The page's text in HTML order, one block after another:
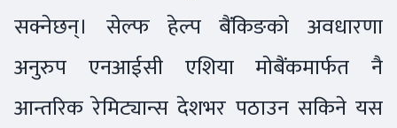
सक्नेछन्। सेल्फ हेल्प बैंकिङको अवधारणा
अनुरुप एनआईसी एशिया मोबैंकमार्फत नै
आन्तरिक रेमिट्यान्स देशभर पठाउन सकिने यस